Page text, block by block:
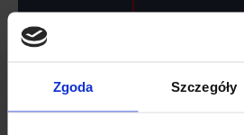
Zgoda Szczegóły